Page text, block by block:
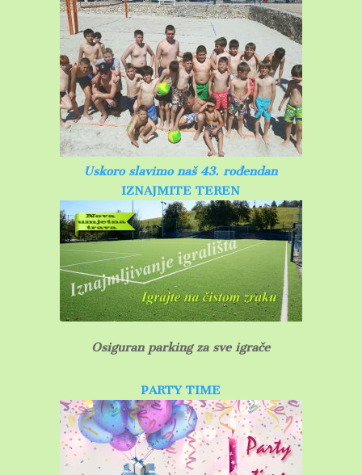
Uskoro slavimo naš 43. rođendan
IZNAJMITE TEREN
Osiguran parking za sve igrače
PARTY TIME